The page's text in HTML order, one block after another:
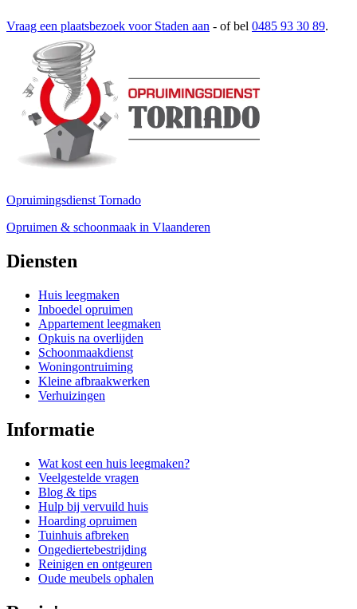
Vraag een plaatsbezoek voor Staden aan - of bel 0485 93 30 89.
Opruimingsdienst Tornado
Opruimen & schoonmaak in Vlaanderen
Diensten
Huis leegmaken
Inboedel opruimen
Appartement leegmaken
Opkuis na overlijden
Schoonmaakdienst
Woningontruiming
Kleine afbraakwerken
Verhuizingen
Informatie
Wat kost een huis leegmaken?
Veelgestelde vragen
Blog & tips
Hulp bij vervuild huis
Hoarding opruimen
Tuinhuis afbreken
Ongediertebestrijding
Reinigen en ontgeuren
Oude meubels ophalen